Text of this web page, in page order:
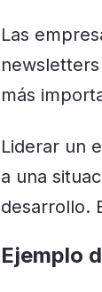
Las
más
Liderar un
a una
desarrollo.
Ejemplo